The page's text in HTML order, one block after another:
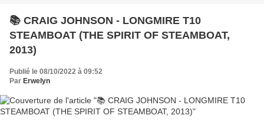
📚 CRAIG JOHNSON - LONGMIRE T10
STEAMBOAT (THE SPIRIT OF STEAMBOAT,
2013)
Publié le 08/10/2022 à 09:52
Par Erwelyn